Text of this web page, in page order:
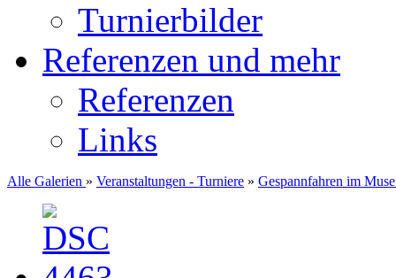
Turnierbilder
Referenzen und mehr
Referenzen
Links
Alle Galerien » Veranstaltungen - Turniere » Gespannfahren im